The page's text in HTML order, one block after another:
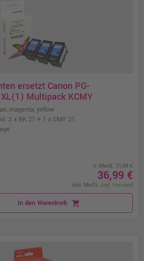
ersetzt Canon PG-
Multipack KCMY
magenta, yellow
2 x BK 21 + 1 x CMY 21
o. MwSt. 31,08 €
36,99 €
inkl. MwSt. zzgl. Versand
In den Warenkorb shopping_cart